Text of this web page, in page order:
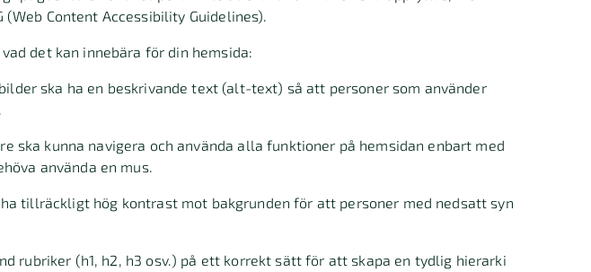
Content Accessibility Guidelines).
det kan innebära för din hemsida:
ska ha en beskrivande text (alt-text) så att personer som använder
ska kunna navigera och använda alla funktioner på hemsidan enbart med
använda en mus.
tillräckligt hög kontrast mot bakgrunden för att personer med nedsatt syn
rubriker (h1, h2, h3 osv.) på ett korrekt sätt för att skapa en tydlig hierarki